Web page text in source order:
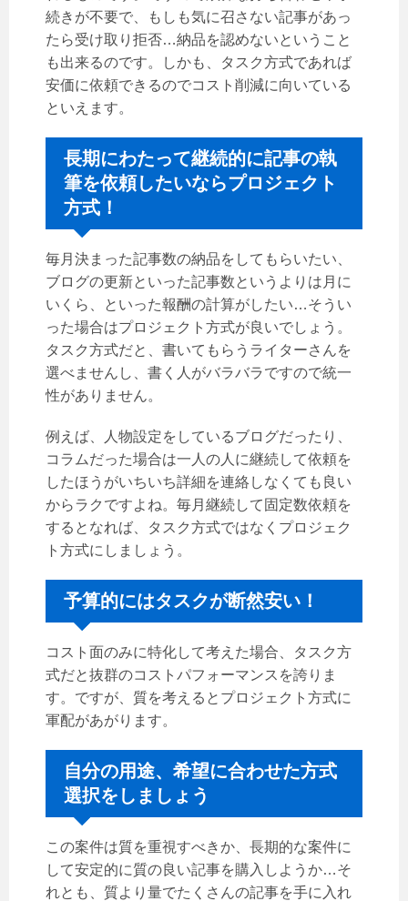
続きが不要で、もしも気に召さない記事があっ
たら受け取り拒否…納品を認めないということ
も出来るのです。しかも、タスク方式であれば
安価に依頼できるのでコスト削減に向いている
といえます。
長期にわたって継続的に記事の執
筆を依頼したいならプロジェクト
方式！
毎月決まった記事数の納品をしてもらいたい、
ブログの更新といった記事数というよりは月に
いくら、といった報酬の計算がしたい…そうい
った場合はプロジェクト方式が良いでしょう。
タスク方式だと、書いてもらうライターさんを
選べませんし、書く人がバラバラですので統一
性がありません。
例えば、人物設定をしているブログだったり、
コラムだった場合は一人の人に継続して依頼を
したほうがいちいち詳細を連絡しなくても良い
からラクですよね。毎月継続して固定数依頼を
するとなれば、タスク方式ではなくプロジェク
ト方式にしましょう。
予算的にはタスクが断然安い！
コスト面のみに特化して考えた場合、タスク方
式だと抜群のコストパフォーマンスを誇りま
す。ですが、質を考えるとプロジェクト方式に
軍配があがります。
自分の用途、希望に合わせた方式
選択をしましょう
この案件は質を重視すべきか、長期的な案件に
して安定的に質の良い記事を購入しようか…そ
れとも、質より量でたくさんの記事を手に入れ